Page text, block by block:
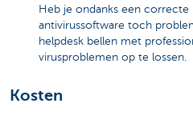
Heb je ondanks een correcte
antivirussoftware toch
helpdesk bellen met
virusproblemen op te lossen.
Kosten